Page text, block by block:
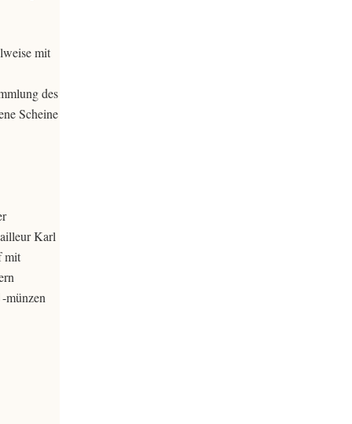
mit
des
Scheine
Karl
mit
münzen